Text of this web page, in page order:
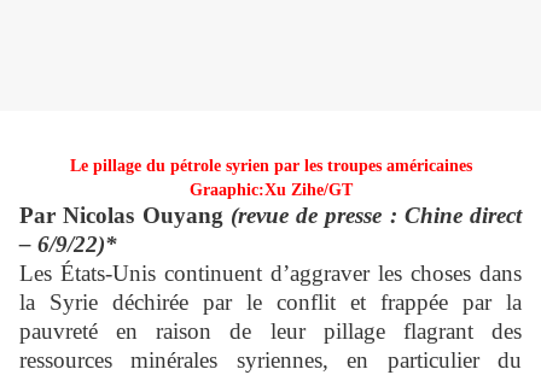
Le pillage du pétrole syrien par les troupes américaines
Graaphic:Xu Zihe/GT
Par Nicolas Ouyang (revue de presse : Chine direct
– 6/9/22)*
Les États-Unis continuent d’aggraver les choses dans
la Syrie déchirée par le conflit et frappée par la
pauvreté en raison de leur pillage flagrant des
ressources minérales syriennes, en particulier du